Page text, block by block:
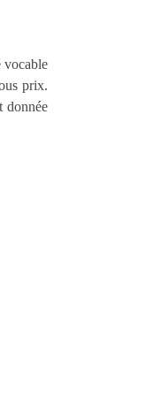
vocable
prix.
donnée